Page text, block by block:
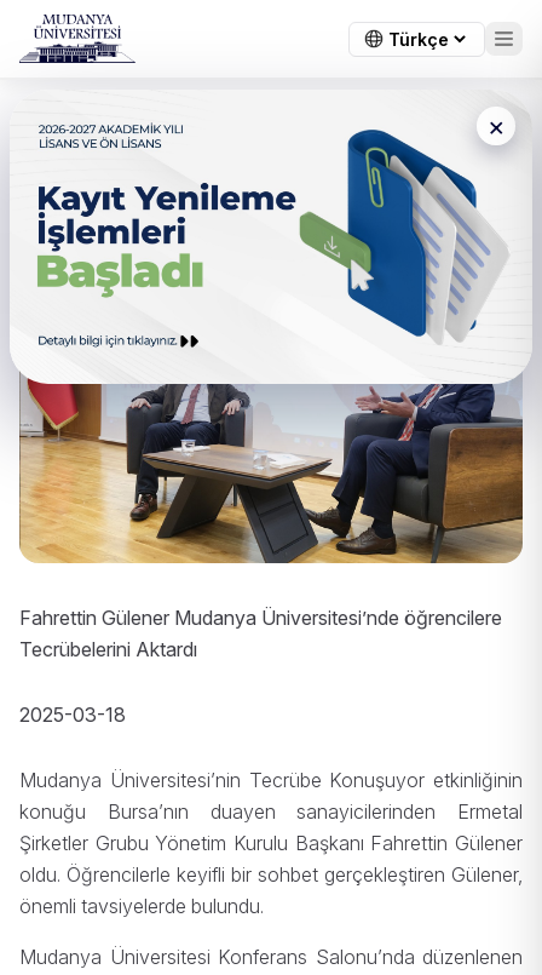
×
Fahrettin Gülener Mudanya
Üniversitesi’nde öğrencilere
Tecrübelerini Aktardı
Fahrettin Gülener Mudanya Üniversitesi’nde öğrencilere
Tecrübelerini Aktardı
2025-03-18
Mudanya Üniversitesi’nin Tecrübe Konuşuyor etkinliğinin
konuğu Bursa’nın duayen sanayicilerinden Ermetal
Şirketler Grubu Yönetim Kurulu Başkanı Fahrettin Gülener
oldu. Öğrencilerle keyifli bir sohbet gerçekleştiren Gülener,
önemli tavsiyelerde bulundu.
Mudanya Üniversitesi Konferans Salonu’nda düzenlenen